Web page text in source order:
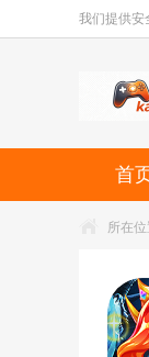
我们提供安
首
所在位